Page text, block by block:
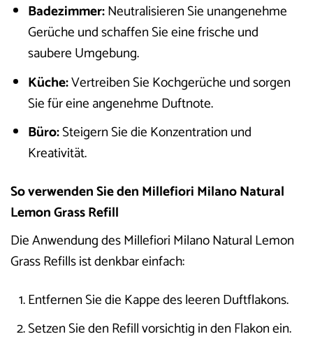
Badezimmer:Neutralisieren Sie unangenehme
Gerüche und schaffen Sie eine frische und
saubere Umgebung.
Küche:Vertreiben Sie Kochgerüche und sorgen
Sie für eine angenehme Duftnote.
Büro:Steigern Sie die Konzentration und
Kreativität.
So verwenden Sie den Millefiori Milano Natural
Lemon Grass Refill
Die Anwendung des Millefiori Milano Natural Lemon
Grass Refills ist denkbar einfach:
Entfernen Sie die Kappe des leeren Duftflakons.
Setzen Sie den Refill vorsichtig in den Flakon ein.